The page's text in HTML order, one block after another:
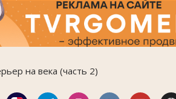
на века (часть 2)